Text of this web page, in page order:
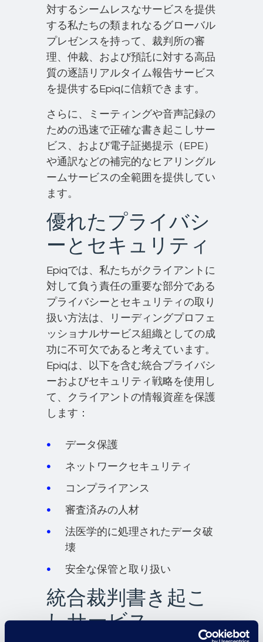
対するシームレスなサービスを提供
する私たちの類まれなるグローバル
プレゼンスを持って、裁判所の審
理、仲裁、および預託に対する高品
質の逐語リアルタイム報告サービス
を提供するEpiqに信頼できます。
さらに、ミーティングや音声記録の
ための迅速で正確な書き起こしサー
ビス、および電子証拠提示（EPE）
や通訳などの補完的なヒアリングル
ームサービスの全範囲を提供してい
ます。
優れたプライバシ
ーとセキュリティ
Epiqでは、私たちがクライアントに
対して負う責任の重要な部分である
プライバシーとセキュリティの取り
扱い方法は、リーディングプロフェ
ッショナルサービス組織としての成
功に不可欠であると考えています。
Epiqは、以下を含む統合プライバシ
ーおよびセキュリティ戦略を使用し
て、クライアントの情報資産を保護
します：
データ保護
ネットワークセキュリティ
コンプライアンス
審査済みの人材
法医学的に処理されたデータ破
壊
安全な保管と取り扱い
統合裁判書き起こ
しサービス